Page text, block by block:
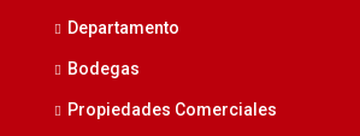
Departamento
Bodegas
Propiedades Comerciales